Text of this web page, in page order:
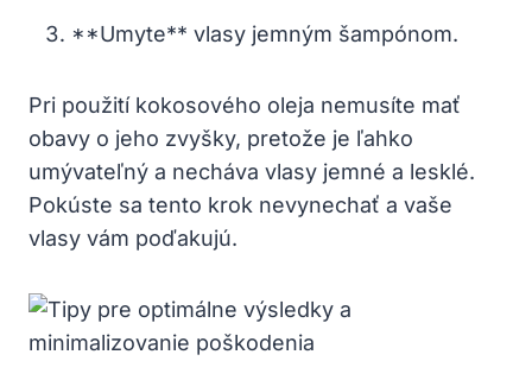
**Umyte** vlasy jemným šampónom.
Pri použití kokosového oleja nemusíte mať
obavy o jeho zvyšky, pretože je ľahko
umývateľný a necháva vlasy jemné a lesklé.
Pokúste sa tento krok nevynechať a vaše
vlasy vám poďakujú.